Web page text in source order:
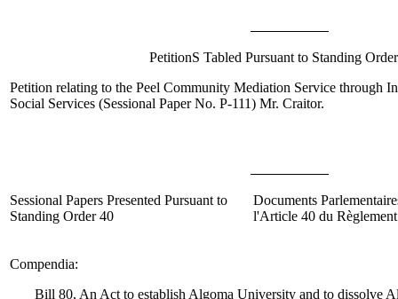
PetitionS Tabled Pursuant to Standing
Petition relating to the Peel Community Mediation Service through
Social Services (Sessional Paper No. P-111) Mr. Craitor.
Sessional Papers Presented Pursuant to
Standing Order 40
Documents
l'Article 40 du Règlement
Compendia:
Bill 80, An Act to establish Algoma University and to dissolve